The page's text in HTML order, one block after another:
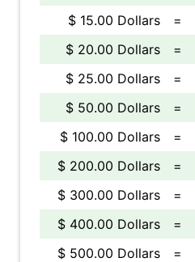
$ 15.00 Dollars
=
$ 20.00 Dollars
=
$ 25.00 Dollars
=
$ 50.00 Dollars
=
$ 100.00 Dollars
=
$ 200.00 Dollars
=
$ 300.00 Dollars
=
$ 400.00 Dollars
=
$ 500.00 Dollars
=